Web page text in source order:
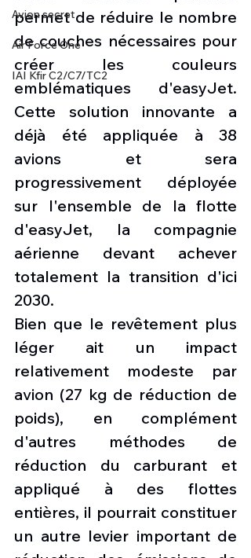
Avion secret
Air Force One
IAI Kfir C2/C7/TC2
permet de réduire le nombre
de couches nécessaires pour
créer les couleurs
emblématiques d'easyJet.
Cette solution innovante a
déjà été appliquée à 38
avions et sera
progressivement déployée
sur l'ensemble de la flotte
d'easyJet, la compagnie
aérienne devant achever
totalement la transition d'ici
2030.
Bien que le revêtement plus
léger ait un impact
relativement modeste par
avion (27 kg de réduction de
poids), en complément
d'autres méthodes de
réduction du carburant et
appliqué à des flottes
entières, il pourrait constituer
un autre levier important de